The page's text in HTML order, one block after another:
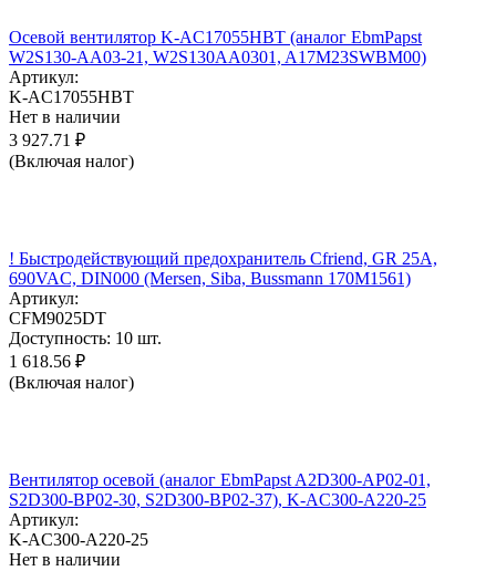
Осевой вентилятор K-AC17055HBT (аналог EbmPapst
W2S130-AA03-21, W2S130AA0301, A17M23SWBM00)
Артикул:
K-AC17055HBT
Нет в наличии
3 927.71 ₽
(Включая налог)
! Быстродействующий предохранитель Cfriend, GR 25А,
690VAC, DIN000 (Mersen, Siba, Bussmann 170M1561)
Артикул:
CFM9025DT
Доступность: 10 шт.
1 618.56 ₽
(Включая налог)
Вентилятор осевой (аналог EbmPapst A2D300-AP02-01,
S2D300-BP02-30, S2D300-BP02-37), K-AC300-A220-25
Артикул:
K-AC300-A220-25
Нет в наличии